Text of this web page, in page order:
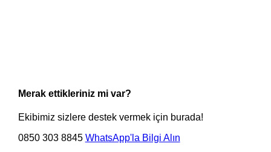
Merak ettikleriniz mi var?
Ekibimiz sizlere destek vermek için burada!
0850 303 8845 WhatsApp'la Bilgi Alın